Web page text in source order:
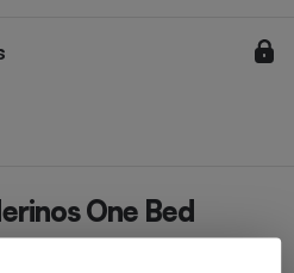
One Bed